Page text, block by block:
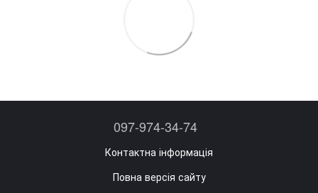
097-974-34-74
Контактна інформація
Повна версія сайту